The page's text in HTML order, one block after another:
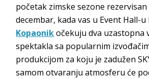
početak zimske sezone rezervisan
decembar, kada vas u Event Hall-u
Kopaonikočekuju dva uzastopna
spektakla sa popularnim
produkcijom za koju je zadužen
samom otvaranju atmosferu će